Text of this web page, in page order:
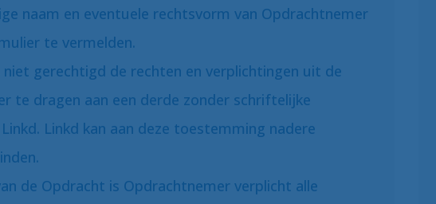
naam en eventuele rechtsvorm van Opdrachtnemer
te vermelden.
gerechtigd de rechten en verplichtingen uit de
te dragen aan een derde zonder schriftelijke
Linkd kan aan deze toestemming nadere
de Opdracht is Opdrachtnemer verplicht alle